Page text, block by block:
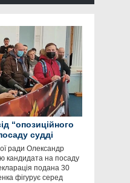
“опозиційного
судді
ради Олександр
кандидата на посаду
подана 30
фігурує серед